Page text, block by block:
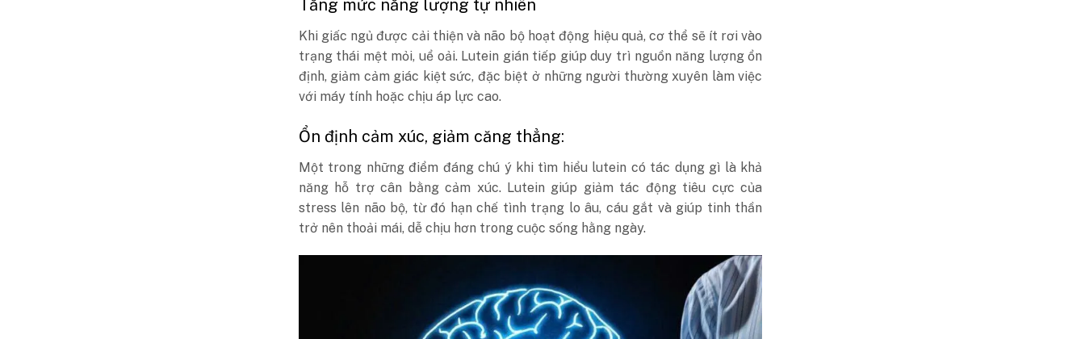
Tăng mức năng lượng tự nhiên
Khi giấc ngủ được cải thiện và não bộ hoạt động hiệu quả, cơ thể sẽ ít rơi vào
trạng thái mệt mỏi, uể oải. Lutein gián tiếp giúp duy trì nguồn năng lượng ổn
định, giảm cảm giác kiệt sức, đặc biệt ở những người thường xuyên làm việc
với máy tính hoặc chịu áp lực cao.
Ổn định cảm xúc, giảm căng thẳng:
Một trong những điểm đáng chú ý khi tìm hiểu lutein có tác dụng gì là khả
năng hỗ trợ cân bằng cảm xúc. Lutein giúp giảm tác động tiêu cực của
stress lên não bộ, từ đó hạn chế tình trạng lo âu, cáu gắt và giúp tinh thần
trở nên thoải mái, dễ chịu hơn trong cuộc sống hằng ngày.